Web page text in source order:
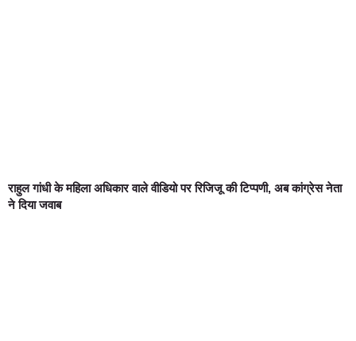
राहुल गांधी के महिला अधिकार वाले वीडियो पर रिजिजू की टिप्पणी, अब कांग्रेस नेता
ने दिया जवाब